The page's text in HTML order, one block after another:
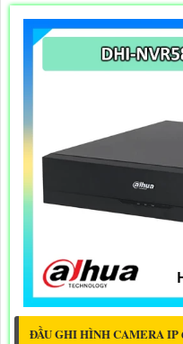
ĐẦU GHI HÌNH CAMERA IP